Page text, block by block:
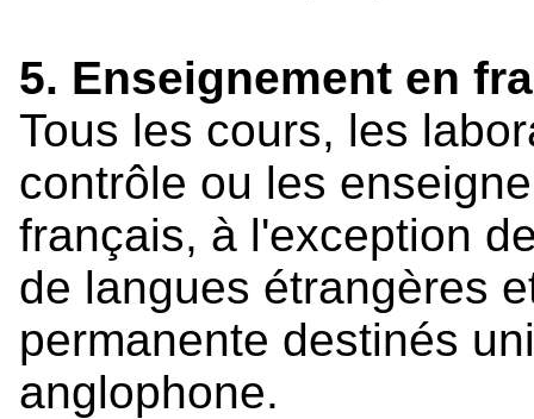
5. Enseignement en
Tous les cours, les
contrôle ou les
français, à l'exception
de langues étrangères
permanente destinés
anglophone.